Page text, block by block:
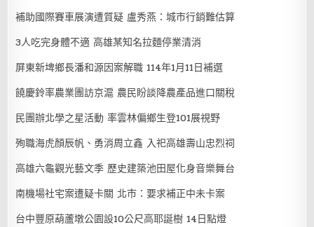
補助國際賽車展演遭質疑 盧秀燕：城市行銷難估算
3人吃完身體不適 高雄某知名拉麵停業清消
屏東新埤鄉長潘和源因案解職 114年1月11日補選
饒慶鈴率農業團訪京滬 農民盼談降農產品進口關稅
民團辦北學之星活動 率雲林偏鄉生登101展視野
殉職海虎顏辰帆、勇消周立鑫 入祀高雄壽山忠烈祠
高雄六龜觀光藝文季 歷史建築池田屋化身音樂舞台
南機場社宅案遭疑卡關 北市：要求補正中未卡案
台中豐原葫蘆墩公園設10公尺高耶誕樹 14日點燈